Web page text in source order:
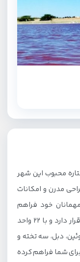
محبوب این شهر
و با طراحی مدرن و امکانات
خود فراهم
می‌کند. این هتل در ساختمانی دو طبقه قرار دارد و با 22 واحد
دبل، سه تخته و
آنلاین و 24 ساعته را برای شما فراهم کرده